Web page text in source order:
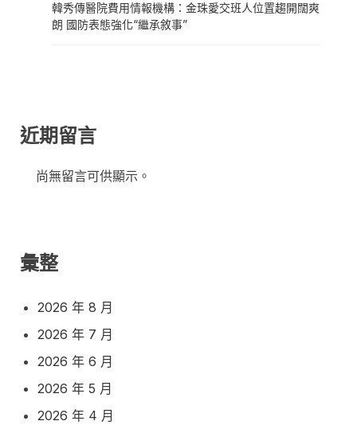
韓秀傳醫院費用情報機構：金珠愛交班人位置趨開闊爽
朗 國防表態強化“繼承敘事”
近期留言
尚無留言可供顯示。
彙整
2026 年 8 月
2026 年 7 月
2026 年 6 月
2026 年 5 月
2026 年 4 月